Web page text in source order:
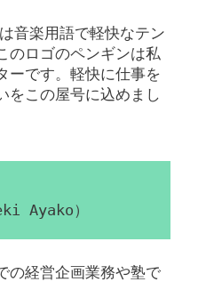
楽用語で軽快なテン
のロゴのペンギンは私
ーです。軽快に仕事を
をこの屋号に込めまし
Ayako）
の経営企画業務や塾で